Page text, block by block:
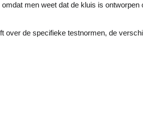
men weet dat de kluis is ontworpen
de specifieke testnormen, de